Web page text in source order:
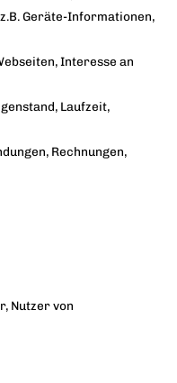
Geräte-Informationen,
Interesse an
Laufzeit,
Rechnungen,
Nutzer von